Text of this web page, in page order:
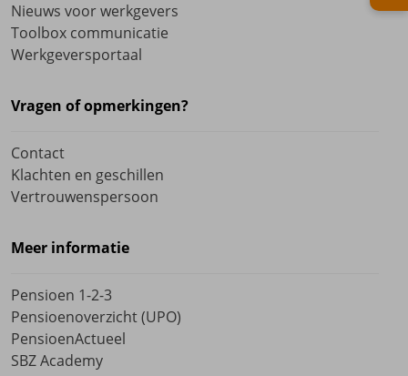
Nieuws voor werkgevers
Toolbox communicatie
Werkgeversportaal
Vragen of opmerkingen?
Contact
Klachten en geschillen
Vertrouwenspersoon
Meer informatie
Pensioen 1-2-3
Pensioenoverzicht (UPO)
PensioenActueel
SBZ Academy